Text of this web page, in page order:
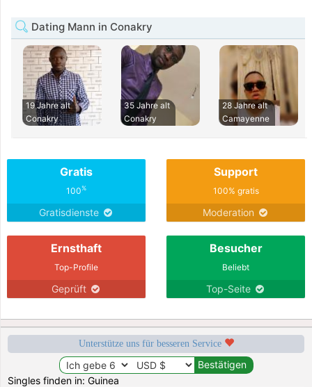
Dating Mann in Conakry
19 Jahre alt
Conakry
35 Jahre alt
Conakry
28 Jahre alt
Camayenne
Gratis
100%
Gratisdienste
Support
100% gratis
Moderation
Ernsthaft
Top-Profile
Geprüft
Besucher
Beliebt
Top-Seite
Unterstütze uns für besseren Service
Singles finden in: Guinea